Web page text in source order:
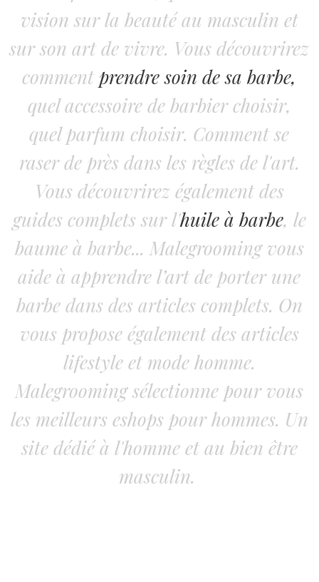
vision sur la beauté au masculin et
sur son art de vivre. Vous découvrirez
commentprendre soin de sa barbe,
quel accessoire de barbier choisir,
quel parfum choisir. Comment se
raser de près dans les règles de l'art.
Vous découvrirez également des
guides complets sur l'huile à barbe, le
baume à barbe... Malegrooming vous
aide à apprendre l’art de porter une
barbe dans des articles complets. On
vous propose également des articles
lifestyle et mode homme.
Malegrooming sélectionne pour vous
les meilleurs eshops pour hommes. Un
site dédié à l'homme et au bien être
masculin.